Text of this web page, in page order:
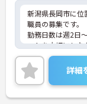
新潟県長岡市に位
職員の募集です。
勤務日数は週2日
ートを大切にしな
未経験の方も歓迎
サービスの提供を
ます。
ご興味のある方に
に詳細をご案内し
詳細